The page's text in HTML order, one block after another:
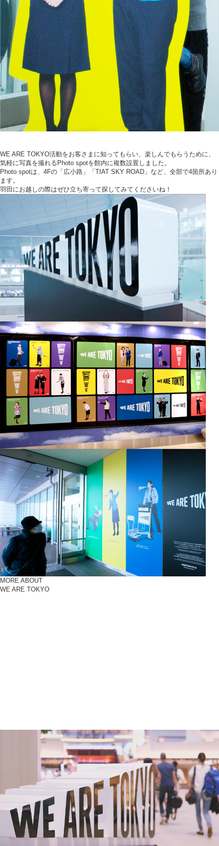
WE ARE TOKYO活動をお客さまに知ってもらい、楽しんでもらうために、
気軽に写真を撮れるPhoto spotを館内に複数設置しました。
Photo spotは、4Fの「広小路」「TIAT SKY ROAD」など、全部で4箇所あり
ます。
羽田にお越しの際はぜひ立ち寄って探してみてくださいね！
MORE ABOUT
WE ARE TOKYO
TOKYO、それは、世界から注目される
ニッポンの首都であり、中心。
羽田空港国際線ターミナルは、
そんな東京の玄関口です。
ひょっとしたら、海外からのお客さまが
はじめて出逢う日本人は、
私たちターミナルスタッフかもしれません。
だからこそ、私たち一人ひとりが、ニッポン、
そして東京の代表として
誇りを持ってお客さまをお出迎えし、
WHY WE ARE TOKYO
WAS BORN?
お客さまに快適に空港をご利用いただくために、
私たち国際線ターミナル従業員が、
社会に対して、お客様に対して、
そして従業員同士で約束する価値
「Our statement」。
その想いを共有し実現するための、